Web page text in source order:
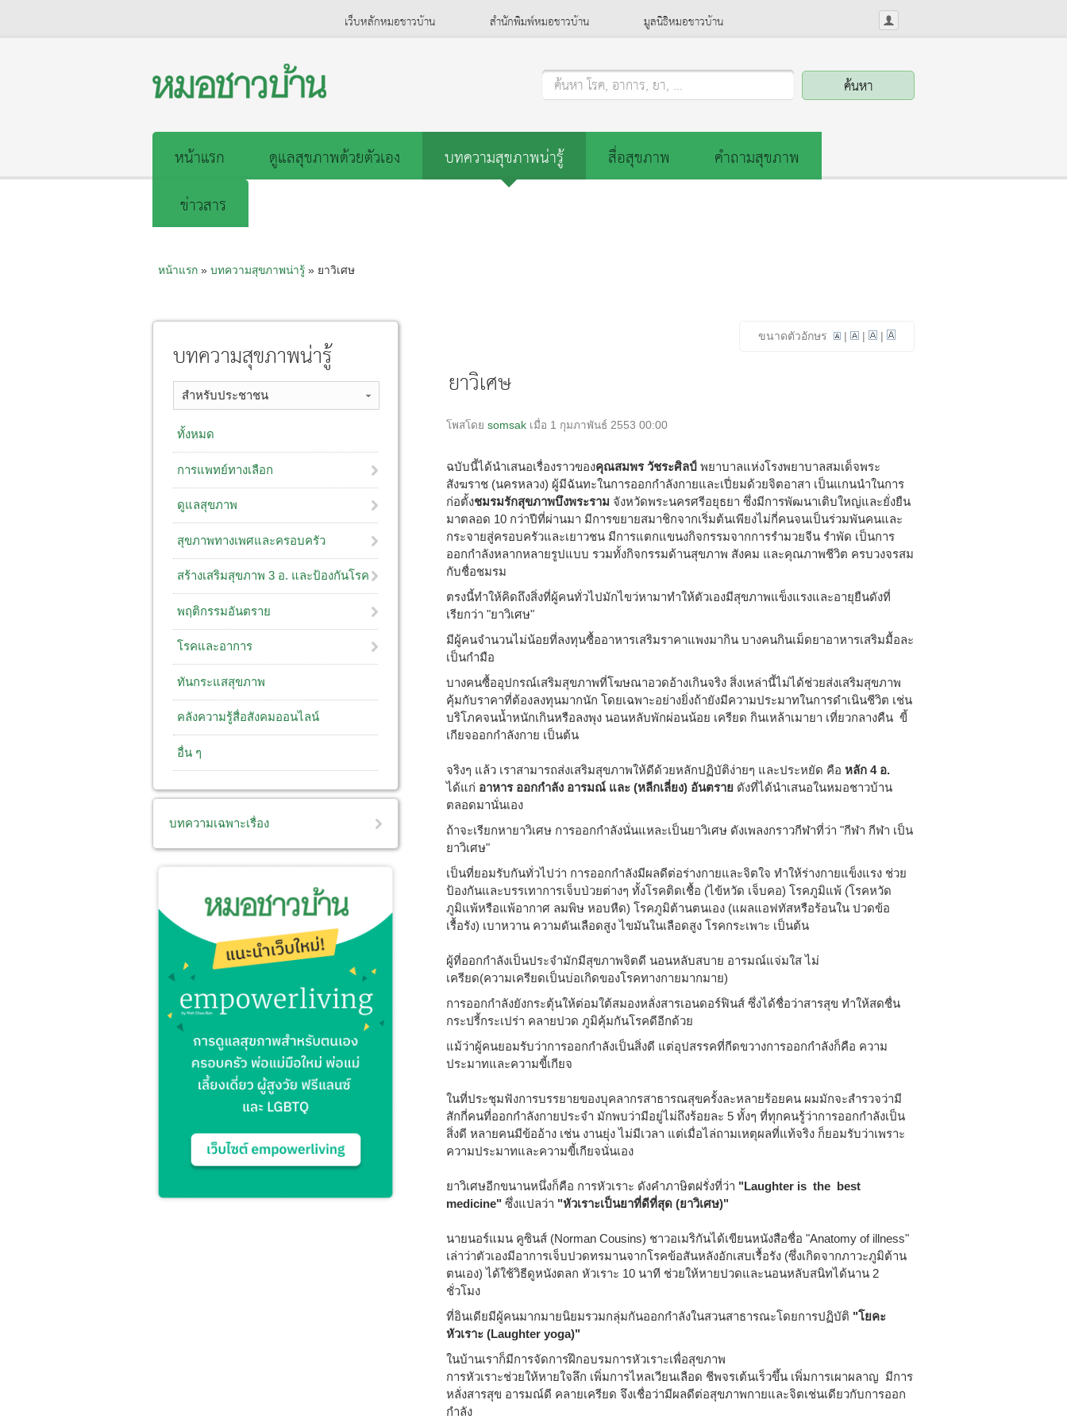
เว็บหลักหมอชาวบ้าน สำนักพิมพ์หมอชาวบ้าน มูลนิธิหมอชาวบ้าน
ค้นหา โรค, อาการ, ยา, ...
หน้าแรก ดูแลสุขภาพด้วยตัวเอง บทความสุขภาพน่ารู้ สื่อสุขภาพ
คำถามสุขภาพ
ข่าวสาร
หน้าแรก» บทความสุขภาพน่ารู้» ยาวิเศษ
ขนาดตัวอักษร | | |
ยาวิเศษ
โพสโดย somsak เมื่อ 1 กุมภาพันธ์ 2553 00:00
ฉบับนี้ได้นำเสนอเรื่องราวของคุณสมพร วัชระศิลป์ พยาบาลแห่งโรงพยาบาลสมเด็จพระ
สังฆราช (นครหลวง) ผู้มีฉันทะในการออกกำลังกายและเปี่ยมด้วยจิตอาสา เป็นแกนนำในการ
ก่อตั้งชมรมรักสุขภาพบึงพระราม จังหวัดพระนครศรีอยุธยา ซึ่งมีการพัฒนาเติบใหญ่และยั่งยืน
มาตลอด 10 กว่าปีที่ผ่านมา มีการขยายสมาชิกจากเริ่มต้นเพียงไม่กี่คนจนเป็นร่วมพันคนและ
กระจายสู่ครอบครัวและเยาวชน มีการแตกแขนงกิจกรรมจากการรำมวยจีน รำพัด เป็นการ
ออกกำลังหลากหลายรูปแบบ รวมทั้งกิจกรรมด้านสุขภาพ สังคม และคุณภาพชีวิต ครบวงจรสม
กับชื่อชมรม
ตรงนี้ทำให้คิดถึงสิ่งที่ผู้คนทั่วไปมักไขว่หามาทำให้ตัวเองมีสุขภาพแข็งแรงและอายุยืนดังที่
เรียกว่า "ยาวิเศษ"
มีผู้คนจำนวนไม่น้อยที่ลงทุนซื้ออาหารเสริมราคาแพงมากิน บางคนกินเม็ดยาอาหารเสริมมื้อละ
เป็นกำมือ
บางคนซื้ออุปกรณ์เสริมสุขภาพที่โฆษณาอวดอ้างเกินจริง สิ่งเหล่านี้ไม่ได้ช่วยส่งเสริมสุขภาพ
คุ้มกับราคาที่ต้องลงทุนมากนัก โดยเฉพาะอย่างยิ่งถ้ายังมีความประมาทในการดำเนินชีวิต เช่น
บริโภคจนน้ำหนักเกินหรือลงพุง นอนหลับพักผ่อนน้อย เครียด กินเหล้าเมายา เที่ยวกลางคืน ขี้
เกียจออกกำลังกาย เป็นต้น
จริงๆ แล้ว เราสามารถส่งเสริมสุขภาพให้ดีด้วยหลักปฏิบัติง่ายๆ และประหยัด คือ หลัก 4 อ.
ได้แก่ อาหาร ออกกำลัง อารมณ์ และ (หลีกเลี่ยง) อันตราย ดังที่ได้นำเสนอในหมอชาวบ้าน
ตลอดมานั่นเอง
ถ้าจะเรียกหายาวิเศษ การออกกำลังนั่นแหละเป็นยาวิเศษ ดังเพลงกราวกีฬาที่ว่า "กีฬา กีฬา เป็น
ยาวิเศษ"
เป็นที่ยอมรับกันทั่วไปว่า การออกกำลังมีผลดีต่อร่างกายและจิตใจ ทำให้ร่างกายแข็งแรง ช่วย
ป้องกันและบรรเทาการเจ็บป่วยต่างๆ ทั้งโรคติดเชื้อ (ไข้หวัด เจ็บคอ) โรคภูมิแพ้ (โรคหวัด
ภูมิแพ้หรือแพ้อากาศ ลมพิษ หอบหืด) โรคภูมิต้านตนเอง (แผลแอฟทัสหรือร้อนใน ปวดข้อ
เรื้อรัง) เบาหวาน ความดันเลือดสูง ไขมันในเลือดสูง โรคกระเพาะ เป็นต้น
ผู้ที่ออกกำลังเป็นประจำมักมีสุขภาพจิตดี นอนหลับสบาย อารมณ์แจ่มใส ไม่
เครียด(ความเครียดเป็นบ่อเกิดของโรคทางกายมากมาย)
การออกกำลังยังกระตุ้นให้ต่อมใต้สมองหลั่งสารเอนดอร์ฟินส์ ซึ่งได้ชื่อว่าสารสุข ทำให้สดชื่น
กระปรี้กระเปร่า คลายปวด ภูมิคุ้มกันโรคดีอีกด้วย
แม้ว่าผู้คนยอมรับว่าการออกกำลังเป็นสิ่งดี แต่อุปสรรคที่กีดขวางการออกกำลังก็คือ ความ
ประมาทและความขี้เกียจ
ในที่ประชุมฟังการบรรยายของบุคลากรสาธารณสุขครั้งละหลายร้อยคน ผมมักจะสำรวจว่ามี
สักกี่คนที่ออกกำลังกายประจำ มักพบว่ามีอยู่ไม่ถึงร้อยละ 5 ทั้งๆ ที่ทุกคนรู้ว่าการออกกำลังเป็น
สิ่งดี หลายคนมีข้ออ้าง เช่น งานยุ่ง ไม่มีเวลา แต่เมื่อไล่ถามเหตุผลที่แท้จริง ก็ยอมรับว่าเพราะ
ความประมาทและความขี้เกียจนั่นเอง
ยาวิเศษอีกขนานหนึ่งก็คือ การหัวเราะ ดังคำภาษิตฝรั่งที่ว่า "Laughter is the best
medicine" ซึ่งแปลว่า "หัวเราะเป็นยาที่ดีที่สุด (ยาวิเศษ)"
นายนอร์แมน คูซินส์ (Norman Cousins) ชาวอเมริกันได้เขียนหนังสือชื่อ "Anatomy of illness"
เล่าว่าตัวเองมีอาการเจ็บปวดทรมานจากโรคข้อสันหลังอักเสบเรื้อรัง (ซึ่งเกิดจากภาวะภูมิต้าน
ตนเอง) ได้ใช้วิธีดูหนังตลก หัวเราะ 10 นาที ช่วยให้หายปวดและนอนหลับสนิทได้นาน 2
ชั่วโมง
ที่อินเดียมีผู้คนมากมายนิยมรวมกลุ่มกันออกกำลังในสวนสาธารณะโดยการปฏิบัติ "โยคะ
หัวเราะ (Laughter yoga)"
ในบ้านเราก็มีการจัดการฝึกอบรมการหัวเราะเพื่อสุขภาพ
การหัวเราะช่วยให้หายใจลึก เพิ่มการไหลเวียนเลือด ชีพจรเต้นเร็วขึ้น เพิ่มการเผาผลาญ มีการ
หลั่งสารสุข อารมณ์ดี คลายเครียด จึงเชื่อว่ามีผลดีต่อสุขภาพกายและจิตเช่นเดียวกับการออก
กำลัง
บทความสุขภาพน่ารู้
สำหรับประชาชน
ทั้งหมด
การแพทย์ทางเลือก
ดูแลสุขภาพ
สุขภาพทางเพศและครอบครัว
สร้างเสริมสุขภาพ 3 อ. ​และป้องกันโรค
พฤติกรรมอันตราย
โรคและอาการ
ทันกระแสสุขภาพ
คลังความรู้สื่อสังคมออนไลน์
อื่น ๆ
บทความเฉพาะเรื่อง